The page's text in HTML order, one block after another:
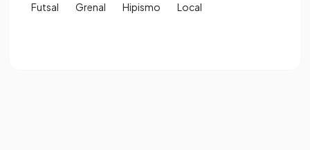
Futsal Grenal Hipismo Local